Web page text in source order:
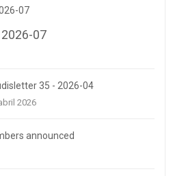
07
35 - 2026-04
2026
announced